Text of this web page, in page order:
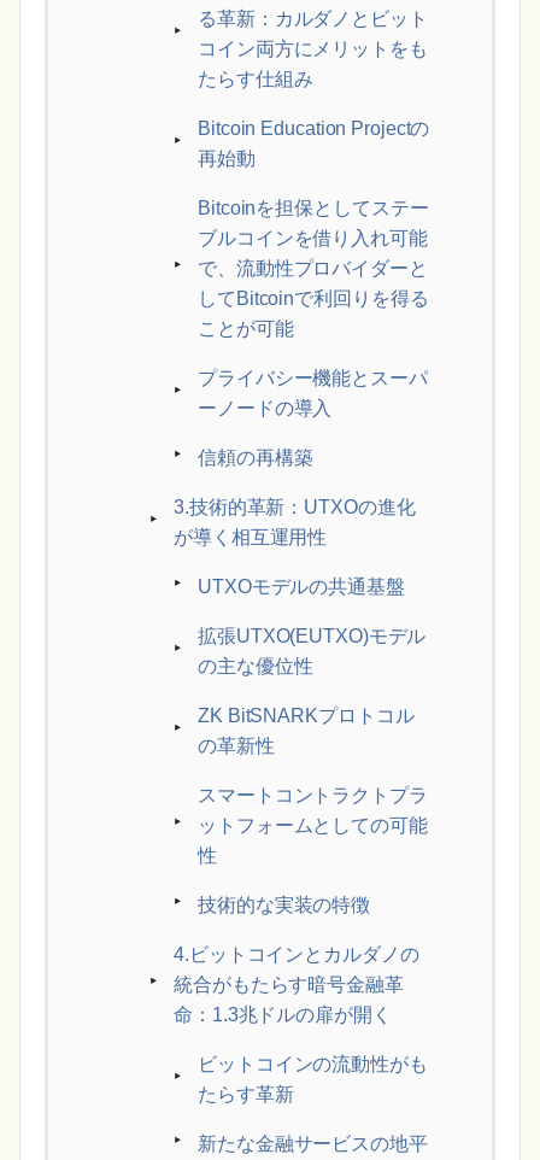
る革新：カルダノとビット
コイン両方にメリットをも
たらす仕組み
Bitcoin Education Projectの
再始動
Bitcoinを担保としてステー
ブルコインを借り入れ可能
で、流動性プロバイダーと
してBitcoinで利回りを得る
ことが可能
プライバシー機能とスーパ
ーノードの導入
信頼の再構築
3.技術的革新：UTXOの進化
が導く相互運用性
UTXOモデルの共通基盤
拡張UTXO(EUTXO)モデル
の主な優位性
ZK BitSNARKプロトコル
の革新性
スマートコントラクトプラ
ットフォームとしての可能
性
技術的な実装の特徴
4.ビットコインとカルダノの
統合がもたらす暗号金融革
命：1.3兆ドルの扉が開く
ビットコインの流動性がも
たらす革新
新たな金融サービスの地平